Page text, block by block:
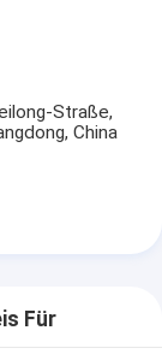
Straße,
China
Für